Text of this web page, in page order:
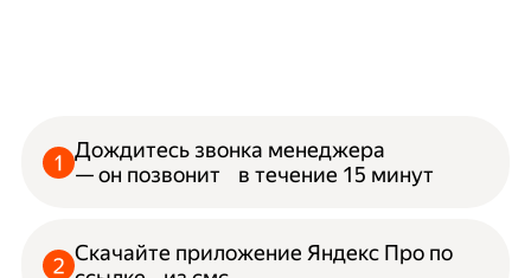
Дождитесь звонка менеджера
— он позвонит в течение 15 минут
Скачайте приложение Яндекс Про по